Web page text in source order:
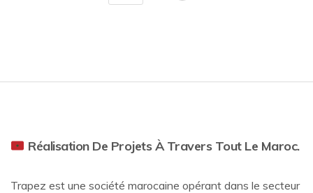
Réalisation De Projets À Travers Tout Le Maroc.
Trapez est une société marocaine opérant dans le secteur